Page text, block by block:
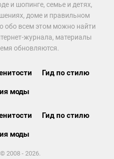
и шопинге, семье и детях,
доме и правильном
обо всем этом можно найти
журнала, материалы
обновляются.
Гид по стилю
моды
Гид по стилю
моды
2008 - 2026.